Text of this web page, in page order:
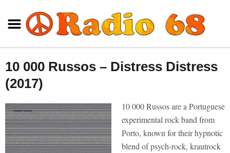
10 000 Russos – Distress Distress
(2017)
10 000 Russos are a Portuguese
experimental rock band from
Porto, known for their hypnotic
blend of psych-rock, krautrock